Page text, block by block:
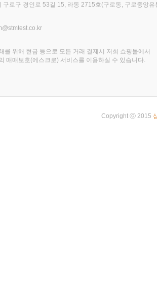
구로구 경인로 53길 15, 라동 2715호(구로동, 구로중앙유
를 위해 현금 등으로 모든 거래 결제시 저희 쇼핑몰에서
매매보호(에스크로) 서비스를 이용하실 수 있습니다.
Copyright ⓒ 2015